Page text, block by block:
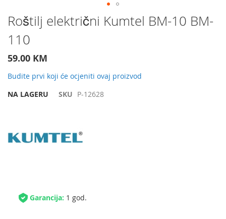
Preskočite
na
početak
galerije
slika
Roštilj električni Kumtel BM-10 BM-
110
59.00 KM
Budite prvi koji će ocjeniti ovaj proizvod
NA LAGERU
SKU P-12628
Garancija: 1 god.